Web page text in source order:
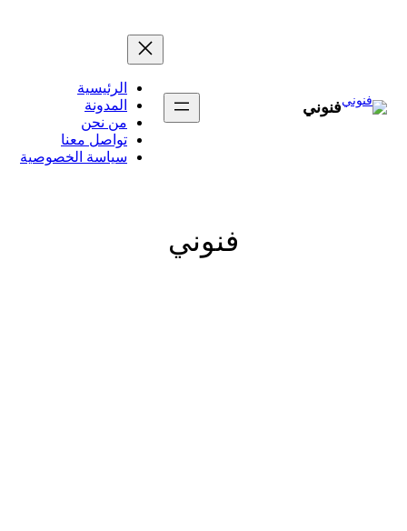
فنوني
الرئيسية
المدونة
من نحن
تواصل معنا
سياسة الخصوصية
فنوني